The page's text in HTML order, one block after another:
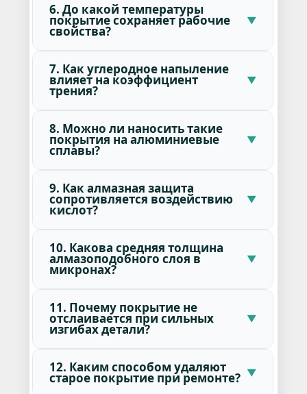
6. До какой температуры
покрытие сохраняет рабочие
свойства?
7. Как углеродное напыление
влияет на коэффициент
трения?
8. Можно ли наносить такие
покрытия на алюминиевые
сплавы?
9. Как алмазная защита
сопротивляется воздействию
кислот?
10. Какова средняя толщина
алмазоподобного слоя в
микронах?
11. Почему покрытие не
отслаивается при сильных
изгибах детали?
12. Каким способом удаляют
старое покрытие при ремонте?